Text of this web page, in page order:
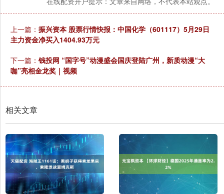
上一篇： 振兴资本 股票行情快报：中国化学（601117）5月29日
主力资金净买入1404.93万元
下一篇： 钱投网 “国字号”动漫盛会国庆登陆广州，新质动漫“大
咖”亮相金龙奖｜视频
相关文章